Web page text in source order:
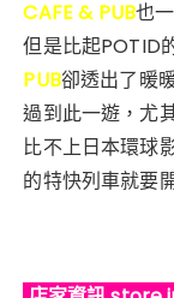
CAFE & PUB也
但是比起POTID
PUB卻透出了暖
過到此一遊，尤
比不上日本環球
的特快列車就要